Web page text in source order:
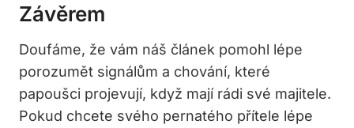
Závěrem
Doufáme, že vám náš článek ⁣pomohl lépe
porozumět signálům a chování, které
papoušci projevují, když mají rádi své majitele.
Pokud chcete svého pernatého přítele lépe